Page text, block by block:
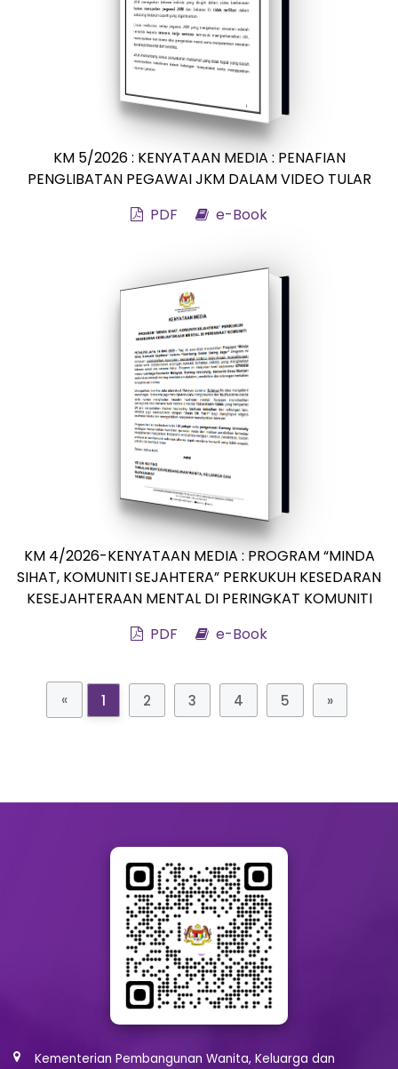
KM 5/2026 : KENYATAAN MEDIA : PENAFIAN
PENGLIBATAN PEGAWAI JKM DALAM VIDEO TULAR
PDF
e-Book
KM 4/2026-KENYATAAN MEDIA : PROGRAM “MINDA
SIHAT, KOMUNITI SEJAHTERA” PERKUKUH KESEDARAN
KESEJAHTERAAN MENTAL DI PERINGKAT KOMUNITI
PDF
e-Book
« 1 2 3 4 5 »
Kementerian Pembangunan Wanita, Keluarga dan